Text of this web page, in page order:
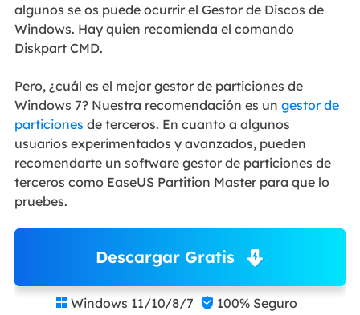
algunos se os puede ocurrir el Gestor de Discos de
Windows. Hay quien recomienda el comando
Diskpart CMD.
Pero, ¿cuál es el mejor gestor de particiones de
Windows 7? Nuestra recomendación es un gestor de
particiones de terceros. En cuanto a algunos
usuarios experimentados y avanzados, pueden
recomendarte un software gestor de particiones de
terceros como EaseUS Partition Master para que lo
pruebes.
Descargar Gratis
 Windows 11/10/8/7  100% Seguro